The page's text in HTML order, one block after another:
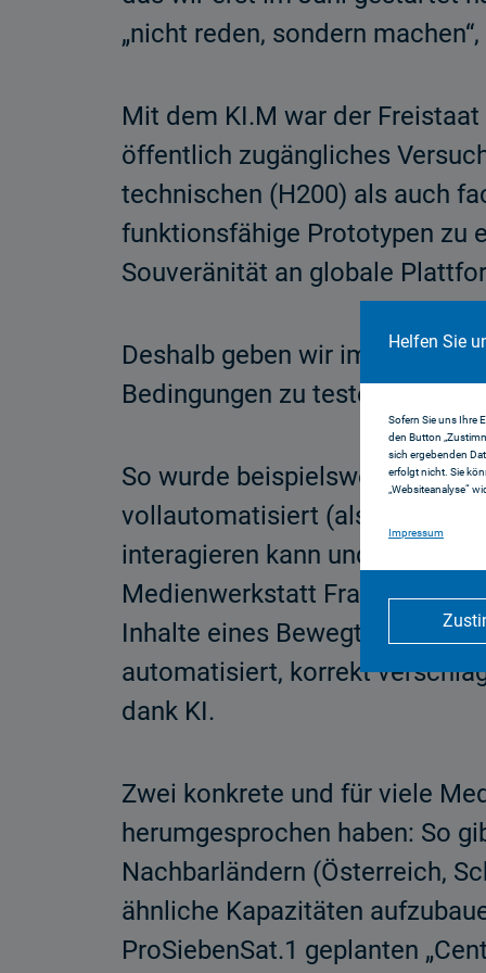
Helfen Sie
Sofern Sie uns Ihre
den Button
sich ergebenden
erfolgt nicht. Sie
„Websiteanalyse“
Impressum
„nicht reden, sondern
Mit dem KI.M war der
öffentlich zugängliches
technischen (H200) als auch
funktionsfähige Prototypen zu
Souveränität an globale
Deshalb geben wir im KI-
Bedingungen zu testen, bevor
So wurde beispielsweise mit
vollautomatisiert (also ohne
interagieren kann und weiß,
Medienwerkstatt Franken und
Inhalte eines
automatisiert, korrekt
dank KI.
Zwei konkrete und für viele
herumgesprochen haben: So
Nachbarländern (Österreich,
ähnliche Kapazitäten
ProSiebenSat.1 geplanten